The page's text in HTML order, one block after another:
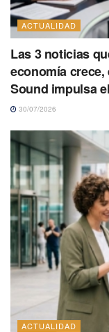
ACTUALIDAD
Las 3 noticias
economía crece,
Sound impulsa
30/07/2026
ACTUALIDAD